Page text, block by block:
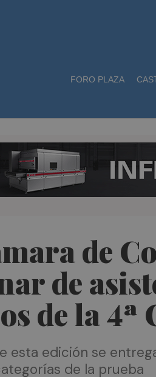
FORO PLAZA
de
de
de la 4ª
esta edición se
de la prueba